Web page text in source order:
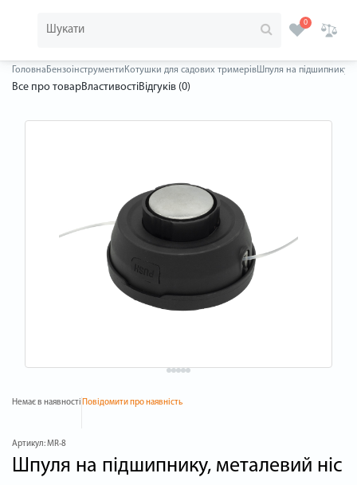
0
Головна Бензоінструменти Котушки для садових тримерівШпуля на підшипнику,
Все про товарВластивостіВідгуків (0)
Немає в наявності Повідомити про наявність
Артикул:MR-8
Шпуля на підшипнику, металевий ніс